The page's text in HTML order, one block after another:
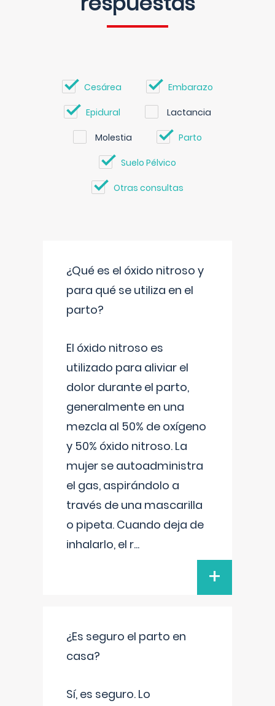
Cesárea Embarazo
Epidural Lactancia
Molestia Parto
Suelo Pélvico
Otras consultas
¿Qué es el óxido nitroso y
para qué se utiliza en el
parto?
El óxido nitroso es
utilizado para aliviar el
dolor durante el parto,
generalmente en una
mezcla al 50% de oxígeno
y 50% óxido nitroso. La
mujer se autoadministra
el gas, aspirándolo a
través de una mascarilla
o pipeta. Cuando deja de
inhalarlo, el r...
+
¿Es seguro el parto en
casa?
Sí, es seguro. Lo